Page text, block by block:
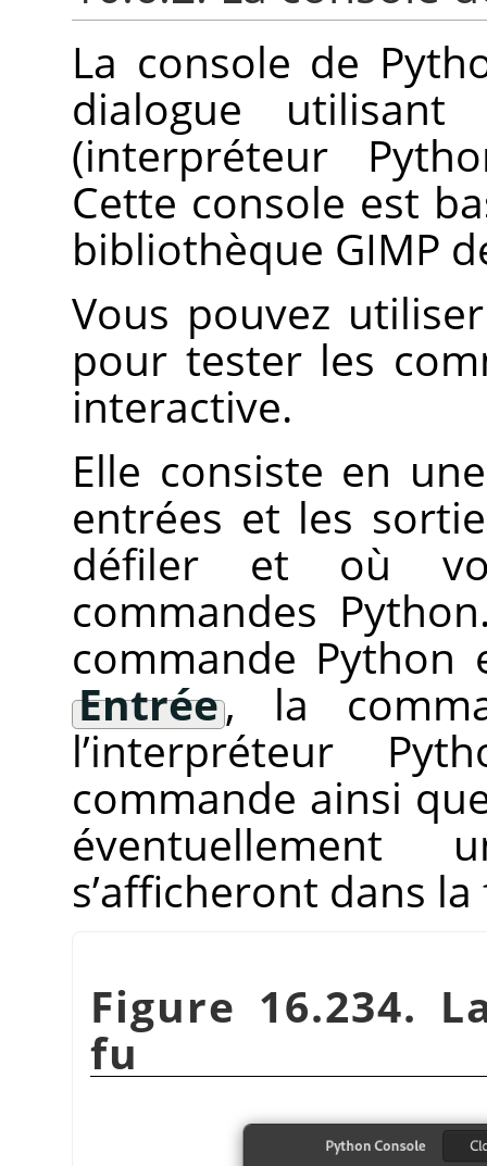
La console de
dialogue
(interpréteur
Cette console est
bibliothèque GIMP
Vous pouvez
pour tester les
interactive.
Elle consiste en
entrées et les
défiler et où
commandes
commande
Entrée, la
l’interpréteur
commande ainsi
éventuellement
s’afficheront dans
Figure 16.234.
fu